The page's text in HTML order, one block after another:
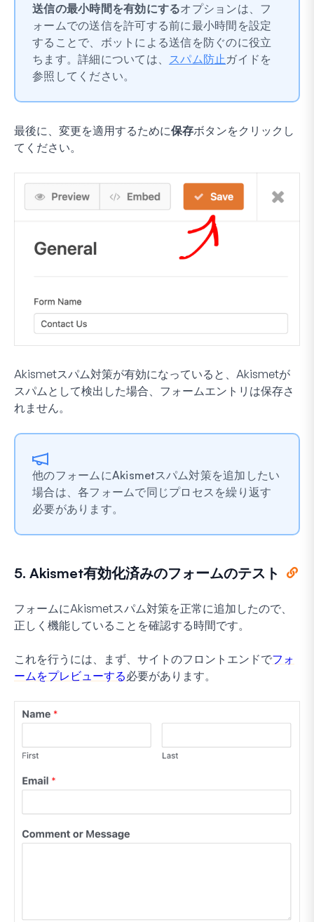
送信の最小時間を有効にするオプションは、フ
ォームでの送信を許可する前に最小時間を設定
することで、ボットによる送信を防ぐのに役立
ちます。詳細については、 スパム防止 ガイドを
参照してください。
最後に、変更を適用するために保存ボタンをクリックし
てください。
Akismetスパム対策が有効になっていると、Akismetが
スパムとして検出した場合、フォームエントリは保存さ
れません。
他のフォームにAkismetスパム対策を追加したい
場合は、各フォームで同じプロセスを繰り返す
必要があります。
5. Akismet有効化済みのフォームのテスト
フォームにAkismetスパム対策を正常に追加したので、
正しく機能していることを確認する時間です。
これを行うには、まず、サイトのフロントエンドでフォ
ームをプレビューする必要があります。